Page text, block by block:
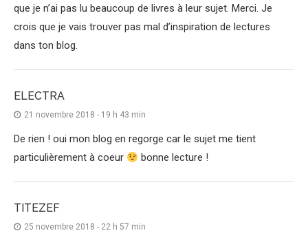
que je n’ai pas lu beaucoup de livres à leur sujet. Merci. Je
crois que je vais trouver pas mal d’inspiration de lectures
dans ton blog.
ELECTRA
21 novembre 2018 - 19 h 43 min
De rien ! oui mon blog en regorge car le sujet me tient
particulièrement à coeur
bonne lecture !
TITEZEF
25 novembre 2018 - 22 h 57 min